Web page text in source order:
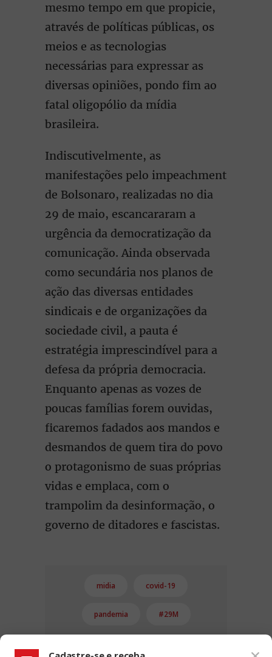
mesmo tempo em que propicie,
através de políticas públicas, os
meios e as tecnologias
necessárias para expressar as
diversas opiniões, pondo fim ao
fatal oligopólio da mídia
brasileira.
Indiscutivelmente, as
manifestações pelo impeachment
de Bolsonaro, realizadas no dia
29 de maio, escancararam a
urgência da democratização da
comunicação. Ainda observada
como secundária nos planos de
ação das diversas entidades
sindicais e de organizações da
sociedade civil, a pauta é
estratégia imprescindível para a
defesa da própria democracia.
Enquanto apenas as vozes de
poucas famílias forem ouvidas,
ficaremos fadados aos mandos e
desmandos de quem tira do povo
o protagonismo de suas próprias
vidas e emplaca, com o
trampolim da desinformação, o
governo de ditadores e fascistas.
midia covid-19
pandemia #29M